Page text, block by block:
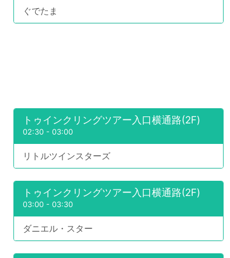
ぐでたま
トゥインクリングツアー入口横通路(2F)
02:30- 03:00
リトルツインスターズ
トゥインクリングツアー入口横通路(2F)
03:00- 03:30
ダニエル・スター